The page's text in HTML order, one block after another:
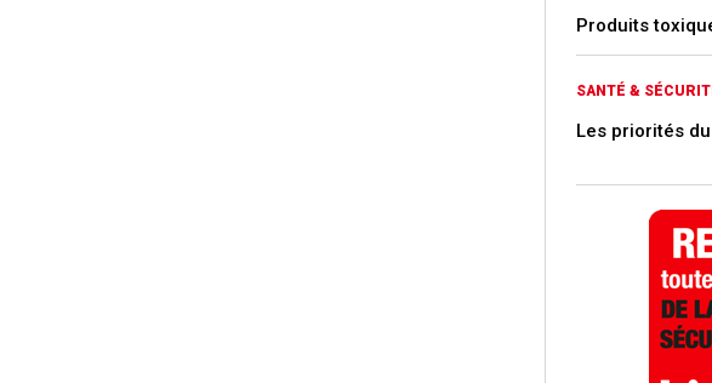
Produits
SANTÉ &
Les priorités